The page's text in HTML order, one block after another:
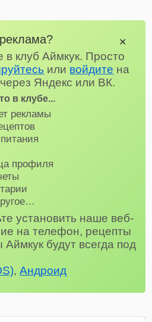
в клуб Аймкук. Просто
или войдите на
Яндекс или ВК.
в клубе...
рекламы
профиля
установить наше веб-
на телефон, рецепты
Аймкук будут всегда под
,Андроид
✕